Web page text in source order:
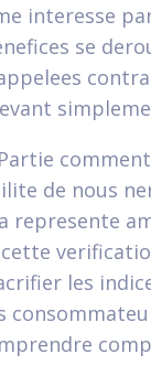
interesse
se
de nous
represente
les